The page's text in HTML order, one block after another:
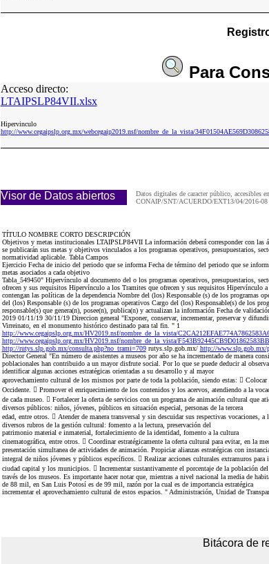
Para
Acceso directo:
LTAIPSLP84VII.xlsx
Hipervinculo
http://www.cegaipslp.org.mx/webcegaip2019.nsf/nombre_de_la_vista/
Visor de Datos abiertos
Datos digitales de caracter público, accesibles
CONAIP/SNT/ACUERDO/EXT13/04/2016-08
TÍTULO NOMBRE CORTO DESCRIPCIÓN
Objetivos y metas institucionales LTAIPSLP84VII La información deberá corresponder con las
se publicarán sus metas y objetivos vinculados a los programas operativos, presupuestarios,
normatividad aplicable. Tabla Campos
Ejercicio Fecha de inicio del periodo que se informa Fecha de término del periodo que se
metas asociados a cada objetivo
Tabla_549450" Hipervínculo al documento del o los programas operativos, presupuestarios,
ofrecen y sus requisitos Hipervínculo a los Tramites que ofrecen y sus requisitos
contengan las políticas de la dependencia Nombre del (los) Responsable (s) de los programas
del (los) Responsable (s) de los programas operativos Cargo del (los) Responsable(s) de los
responsable(s) que genera(n), posee(n), publica(n) y actualizan la información Fecha de
2019 01/11/19 30/11/19 Direccion general "Exponer, conservar, incrementar, preservar y
Virreinato, en el monumento histórico destinado para tal fin. " 1
http://www.cegaipslp.org.mx/HV2019.nsf/nombre_de_la_vista/
http://www.cegaipslp.org.mx/HV2019.nsf/nombre_de_la_vista/
http://rutys.slp.gob.mx/consulta.php?no_trami=709rutys.slp.gob.mx/ http://www.slp.gob.mx/
Director General "En número de asistentes a museos por año se ha incrementado de manera
poblacionales han contribuido a un mayor disfrute social. Por lo que se puede deducir al
identificar algunas acciones estratégicas orientadas a su desarrollo y al mayor
aprovechamiento cultural de los mismos por parte de toda la población, siendo estas: 
Occidente.  Promover el enriquecimiento de los contenidos y los acervos, atendiendo a la
de cada museo.  Fortalecer la oferta de servicios con un programa de animación cultural que
diversos públicos: niños, jóvenes, públicos en situación especial, personas de la tercera
edad, entre otros.  Atender de manera transversal y sin descuidar sus respectivas vocaciones, a
diversos rubros de la gestión cultural: fomento a la lectura, preservación del
patrimonio material e inmaterial, fortalecimiento de la identidad, fomento a la cultura
cinematográfica, entre otros.  Coordinar estratégicamente la oferta cultural para evitar, en la
presentación simultanea de actividades de animación. Propiciar alianzas estratégicas con
integral de niños jóvenes y públicos específicos.  Realizar acciones culturales extramuros para
ciudad capital y los municipios.  Incrementar sustantivamente el porcentaje de la población del
través de los museos. Es importante hacer notar que, mientras a nivel nacional la media de
de 88 mil, en San Luis Potosí es de 99 mil, razón por la cual es de importancia estratégica
incrementar el aprovechamiento cultural de estos espacios. " Administración, Unidad de
Bitácora de